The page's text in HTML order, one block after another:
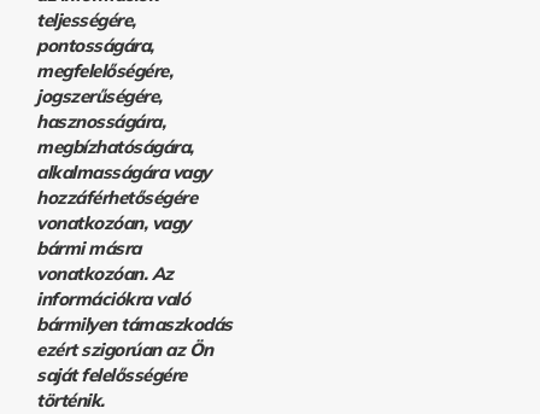
teljességére,
pontosságára,
megfelelőségére,
jogszerűségére,
hasznosságára,
megbízhatóságára,
alkalmasságára vagy
hozzáférhetőségére
vonatkozóan, vagy
bármi másra
vonatkozóan. Az
információkra való
bármilyen támaszkodás
ezért szigorúan az Ön
saját felelősségére
történik.